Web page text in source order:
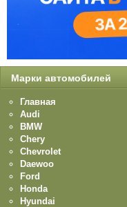
Марки автомобилей
Главная
Audi
BMW
Chery
Chevrolet
Daewoo
Ford
Honda
Hyundai